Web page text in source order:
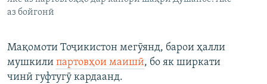
аз бойгонӣ
Мақомоти Тоҷикистон мегӯянд, барои ҳалли
мушкили партовҳои маишӣ, бо як ширкати
чинӣ гуфтугӯ кардаанд.